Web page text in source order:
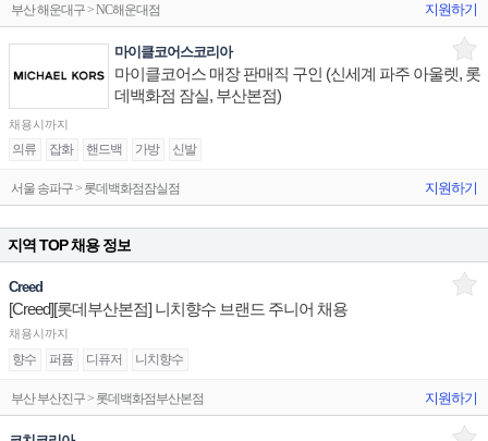
부산 해운대구 > NC해운대점 지원하기
마이클코어스코리아
마이클코어스 매장 판매직 구인 (신세계 파주 아울렛, 롯
데백화점 잠실, 부산본점)
채용시까지
의류 잡화 핸드백 가방 신발
서울 송파구 > 롯데백화점잠실점 지원하기
지역 TOP 채용 정보
Creed
[Creed][롯데부산본점] 니치향수 브랜드 주니어 채용
채용시까지
향수 퍼퓸 디퓨저 니치향수
부산 부산진구 > 롯데백화점부산본점 지원하기